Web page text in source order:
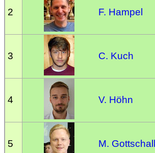
2 F. Hampel
3 C. Kuch
4 V. Höhn
5 M.